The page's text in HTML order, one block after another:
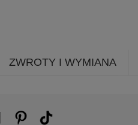
ZWROTY I WYMIANA